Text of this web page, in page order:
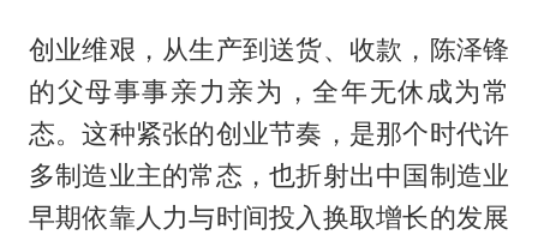
创业维艰，从生产到送货、收款，陈泽锋
的父母事事亲力亲为，全年无休成为常
态。这种紧张的创业节奏，是那个时代许
多制造业主的常态，也折射出中国制造业
早期依靠人力与时间投入换取增长的发展